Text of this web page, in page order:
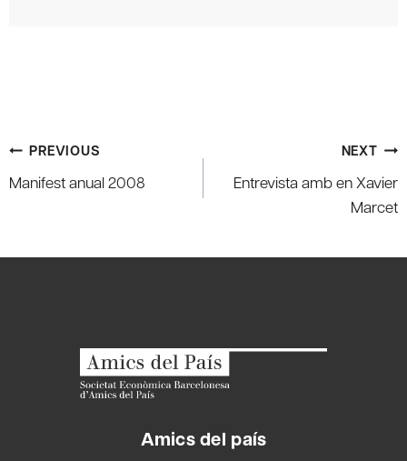
Post
navigation
PREVIOUS
Manifest anual 2008
NEXT
Entrevista amb en Xavier
Marcet
Amics del país